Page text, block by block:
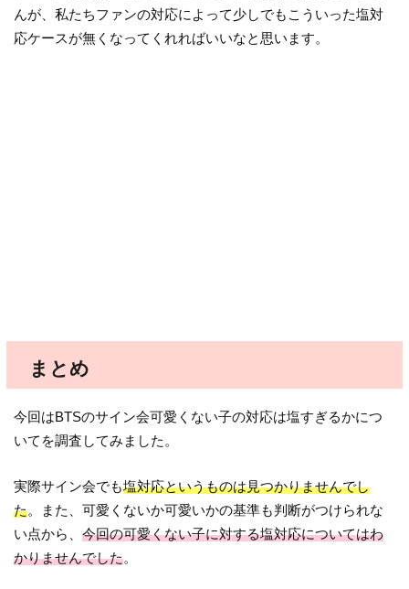
んが、私たちファンの対応によって少しでもこういった塩対
応ケースが無くなってくれればいいなと思います。
まとめ
今回はBTSのサイン会可愛くない子の対応は塩すぎるかにつ
いてを調査してみました。
実際サイン会でも塩対応というものは見つかりませんでし
た。また、可愛くないか可愛いかの基準も判断がつけられな
い点から、今回の可愛くない子に対する塩対応についてはわ
かりませんでした。